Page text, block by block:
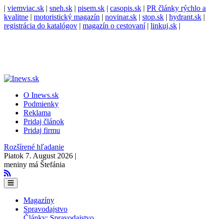
| viemviac.sk | sneh.sk | pisem.sk | casopis.sk | PR články rýchlo a
kvalitne | motoristický magazín | novinar.sk | stop.sk | hydrant.sk |
registrácia do katalógov | magazín o cestovaní| linkuj.sk |
O Inews.sk
Podmienky
Reklama
Pridaj článok
Pridaj firmu
Rozšírené hľadanie
Piatok 7. August 2026 |
meniny má Štefánia
Magazíny
Spravodajstvo